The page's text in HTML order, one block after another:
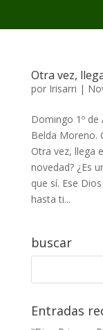
Otra vez,
por Irisarri |
Domingo 1º de
Belda Moreno.
Otra vez, llega
novedad? ¿Es
que sí. Ese
hasta ti...
buscar
Entradas